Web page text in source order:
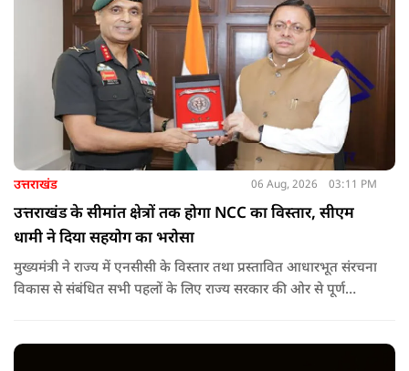
उत्तराखंड 06 Aug, 2026 03:11 PM
उत्तराखंड के सीमांत क्षेत्रों तक होगा NCC का विस्तार, सीएम
धामी ने दिया सहयोग का भरोसा
मुख्यमंत्री ने राज्य में एनसीसी के विस्तार तथा प्रस्तावित आधारभूत संरचना
विकास से संबंधित सभी पहलों के लिए राज्य सरकार की ओर से पूर्ण